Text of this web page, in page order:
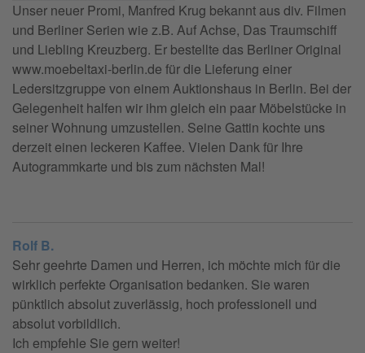
Unser neuer Promi, Manfred Krug bekannt aus div. Filmen
und Berliner Serien wie z.B. Auf Achse, Das Traumschiff
und Liebling Kreuzberg. Er bestellte das Berliner Original
www.moebeltaxi-berlin.de für die Lieferung einer
Ledersitzgruppe von einem Auktionshaus in Berlin. Bei der
Gelegenheit halfen wir ihm gleich ein paar Möbelstücke in
seiner Wohnung umzustellen. Seine Gattin kochte uns
derzeit einen leckeren Kaffee. Vielen Dank für Ihre
Autogrammkarte und bis zum nächsten Mal!
Rolf B.
Sehr geehrte Damen und Herren, ich möchte mich für die
wirklich perfekte Organisation bedanken. Sie waren
pünktlich absolut zuverlässig, hoch professionell und
absolut vorbildlich.
Ich empfehle Sie gern weiter!